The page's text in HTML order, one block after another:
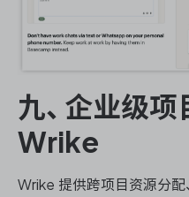
九、企业级项
Wrike
Wrike 提供跨项目资源分配